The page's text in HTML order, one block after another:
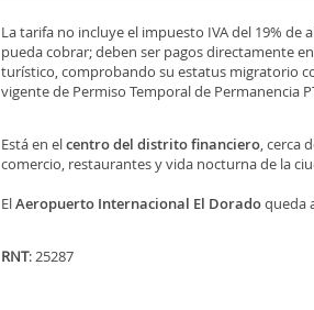
La tarifa no incluye el impuesto IVA del 19%
pueda cobrar; deben ser pagos directamente
turístico, comprobando su estatus migratorio
vigente de Permiso Temporal de Permanencia
Está en elcentro del distrito financiero, cerca
comercio, restaurantes y vida nocturna de la
ElAeropuerto Internacional El Doradoqueda
RNT: 25287